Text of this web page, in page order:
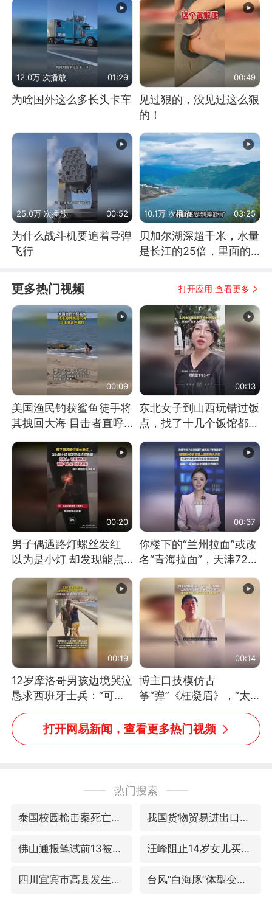
12.0万 次播放 01:29
为啥国外这么多长头卡车
00:49
见过狠的，没见过这么狠
的！
25.0万 次播放 00:52
为什么战斗机要追着导弹
飞行
10.1万 次播放 03:25
贝加尔湖深超千米，水量
是长江的25倍，里面的
更多热门视频 打开应用 查看更多
00:09
美国渔民钓获鲨鱼徒手将
其拽回大海 目击者直呼
消息）
00:13
东北女子到山西玩错过饭
点，找了十几个饭馆都没
00:20
男子偶遇路灯螺丝发红
以为是小灯 却发现能点
处理
00:37
你楼下的“兰州拉面”或改
名“青海拉面”，天津72家
00:19
12岁摩洛哥男孩边境哭泣
恳求西班牙士兵：“可不
可以不要把我遣返回国”
00:14
博主口技模仿古
筝“弹”《枉凝眉》，“太
像了～你是吃古筝长大的
吗？”“或将成为首位考级
不带古筝的选手。”（来
打开网易新闻，查看更多热门视频
热门搜索
泰国校园枪击案死亡人数升至7人 我国货物贸易进出口超30万亿元
佛山通报笔试前13被淘汰后5名进体检 汪峰阻止14岁女儿买大牌
四川宜宾市高县发生4.9级地震 台风“白海豚”体型变大！环流面积接近13个浙江那么大